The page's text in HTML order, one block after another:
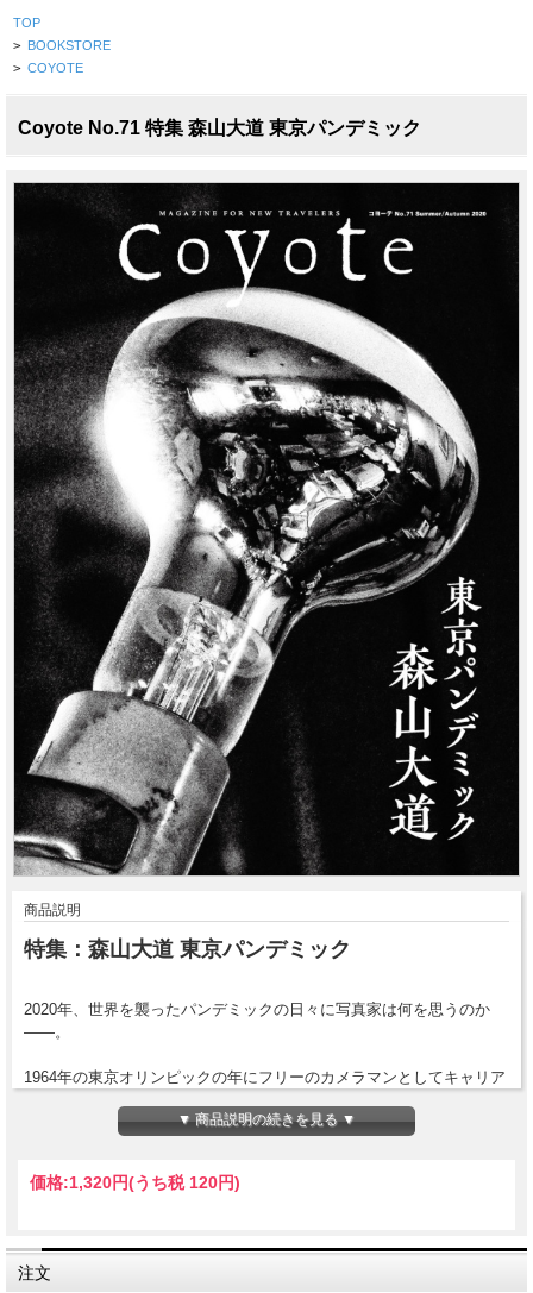
TOP
> BOOKSTORE
> COYOTE
Coyote No.71 特集 森山大道 東京パンデミック
商品説明
特集：森山大道 東京パンデミック
2020年、世界を襲ったパンデミックの日々に写真家は何を思うのか
――。
1964年の東京オリンピックの年にフリーのカメラマンとしてキャリア
た写真家・森山大道。
賞し、80歳を過ぎた今もライフワークとして毎日路上でスナップを続
▼ 商品説明の続きを見る ▼
価格:1,320円(うち税 120円)
注文